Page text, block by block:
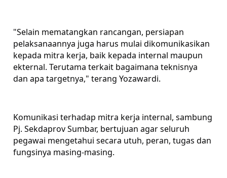
"Selain mematangkan rancangan, persiapan
pelaksanaannya juga harus mulai dikomunikasikan
kepada mitra kerja, baik kepada internal maupun
ekternal. Terutama terkait bagaimana teknisnya
dan apa targetnya," terang Yozawardi.
Komunikasi terhadap mitra kerja internal, sambung
Pj. Sekdaprov Sumbar, bertujuan agar seluruh
pegawai mengetahui secara utuh, peran, tugas dan
fungsinya masing-masing.